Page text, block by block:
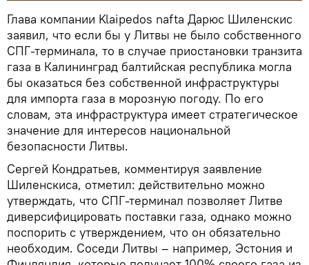
Глава компании Klaipedos nafta Дарюс Шиленскис
заявил, что если бы у Литвы не было собственного
СПГ-терминала, то в случае приостановки транзита
газа в Калининград балтийская республика могла
бы оказаться без собственной инфраструктуры
для импорта газа в морозную погоду. По его
словам, эта инфраструктура имеет стратегическое
значение для интересов национальной
безопасности Литвы.
Сергей Кондратьев, комментируя заявление
Шиленскиса, отметил: действительно можно
утверждать, что СПГ-терминал позволяет Литве
диверсифицировать поставки газа, однако можно
поспорить с утверждением, что он обязательно
необходим. Соседи Литвы – например, Эстония и